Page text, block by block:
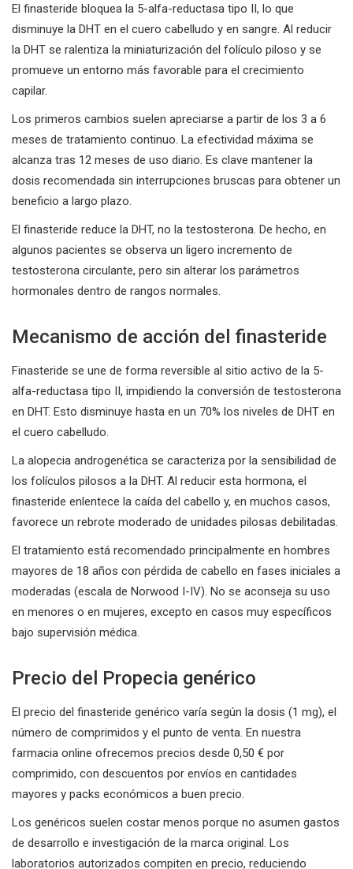
El finasteride bloquea la 5-alfa-reductasa tipo II, lo que
disminuye la DHT en el cuero cabelludo y en sangre. Al reducir
la DHT se ralentiza la miniaturización del folículo piloso y se
promueve un entorno más favorable para el crecimiento
capilar.
Los primeros cambios suelen apreciarse a partir de los 3 a 6
meses de tratamiento continuo. La efectividad máxima se
alcanza tras 12 meses de uso diario. Es clave mantener la
dosis recomendada sin interrupciones bruscas para obtener un
beneficio a largo plazo.
El finasteride reduce la DHT, no la testosterona. De hecho, en
algunos pacientes se observa un ligero incremento de
testosterona circulante, pero sin alterar los parámetros
hormonales dentro de rangos normales.
Mecanismo de acción del finasteride
Finasteride se une de forma reversible al sitio activo de la 5-
alfa-reductasa tipo II, impidiendo la conversión de testosterona
en DHT. Esto disminuye hasta en un 70% los niveles de DHT en
el cuero cabelludo.
La alopecia androgenética se caracteriza por la sensibilidad de
los folículos pilosos a la DHT. Al reducir esta hormona, el
finasteride enlentece la caída del cabello y, en muchos casos,
favorece un rebrote moderado de unidades pilosas debilitadas.
El tratamiento está recomendado principalmente en hombres
mayores de 18 años con pérdida de cabello en fases iniciales a
moderadas (escala de Norwood I-IV). No se aconseja su uso
en menores o en mujeres, excepto en casos muy específicos
bajo supervisión médica.
Precio del Propecia genérico
El precio del finasteride genérico varía según la dosis (1 mg), el
número de comprimidos y el punto de venta. En nuestra
farmacia online ofrecemos precios desde 0,50 € por
comprimido, con descuentos por envíos en cantidades
mayores y packs económicos a buen precio.
Los genéricos suelen costar menos porque no asumen gastos
de desarrollo e investigación de la marca original. Los
laboratorios autorizados compiten en precio, reduciendo